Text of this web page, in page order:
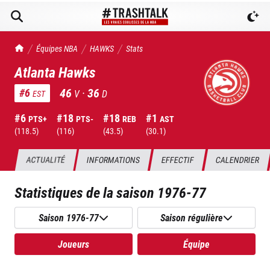
TrashTalk Actu NBA
Équipes NBA HAWKS Stats
Atlanta Hawks
#6 EST 46 V ·36 D
#6 PTS+
(118.5)
#18 PTS-
(116)
#18 REB
(43.5)
#1 AST
(30.1)
ACTUALITÉ INFORMATIONS EFFECTIF CALENDRIER
Statistiques de la saison 1976-77
Saison 1976-77 Saison régulière
Joueurs Équipe